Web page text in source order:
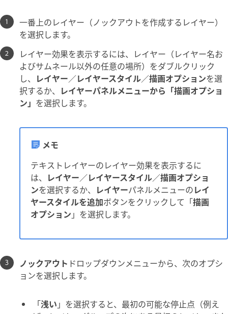
一番上のレイヤー（ノックアウトを作成するレイヤー）
を選択します。
レイヤー効果を表示するには、レイヤー（レイヤー名お
よびサムネール以外の任意の場所）をダブルクリック
し、 レイヤー／レイヤースタイル／描画オプションを選
択するか、 レイヤーパネルメニューから「描画オプショ
ン」 を選択します。
メモ
テキストレイヤーのレイヤー効果を表示するに
は、 レイヤー／レイヤースタイル／描画オプショ
ンを選択するか、 レイヤーパネルメニューのレイ
ヤースタイルを追加ボタンをクリックして「描画
オプション 」を選択します。
ノックアウト ドロップダウンメニューから、次のオプシ
ョンを選択します。
「浅い 」を選択すると、最初の可能な停止点（例え